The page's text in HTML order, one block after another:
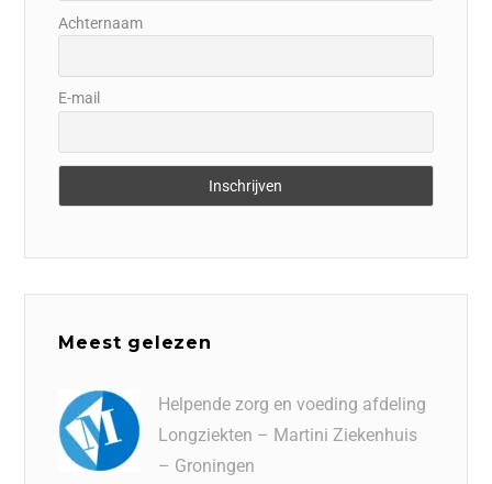
Achternaam
E-mail
Meest gelezen
Helpende zorg en voeding afdeling
Longziekten – Martini Ziekenhuis
– Groningen